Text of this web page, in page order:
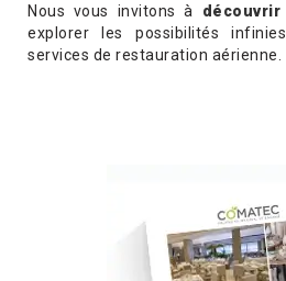
Nous vous invitons à
explorer les possibilités
services de restauration aérienne.